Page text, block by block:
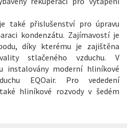
také přislušenství pro úpravu
kondenzátu. Zajímavostí je
díky kterému je zajištěna
stlačeného vzduchu. V
instalovány moderní hliníkové
EQOair. Pro vededení
hliníkové rozvody v šedém